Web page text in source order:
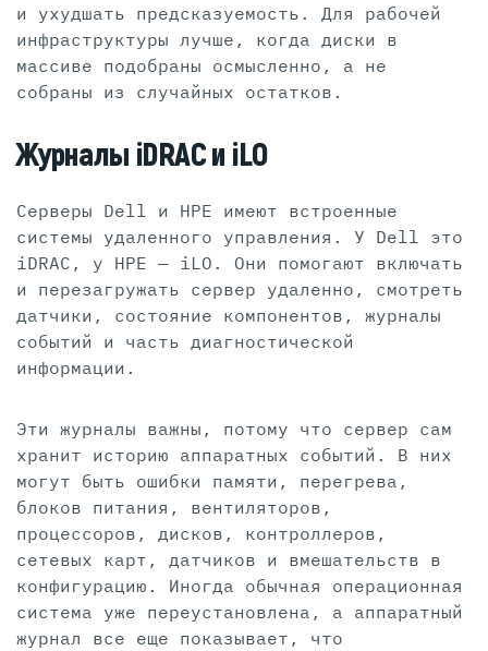
и ухудшать предсказуемость. Для рабочей
инфраструктуры лучше, когда диски в
массиве подобраны осмысленно, а не
собраны из случайных остатков.
Журналы iDRAC и iLO
Серверы Dell и HPE имеют встроенные
системы удаленного управления. У Dell это
iDRAC, у HPE — iLO. Они помогают включать
и перезагружать сервер удаленно, смотреть
датчики, состояние компонентов, журналы
событий и часть диагностической
информации.
Эти журналы важны, потому что сервер сам
хранит историю аппаратных событий. В них
могут быть ошибки памяти, перегрева,
блоков питания, вентиляторов,
процессоров, дисков, контроллеров,
сетевых карт, датчиков и вмешательств в
конфигурацию. Иногда обычная операционная
система уже переустановлена, а аппаратный
журнал все еще показывает, что